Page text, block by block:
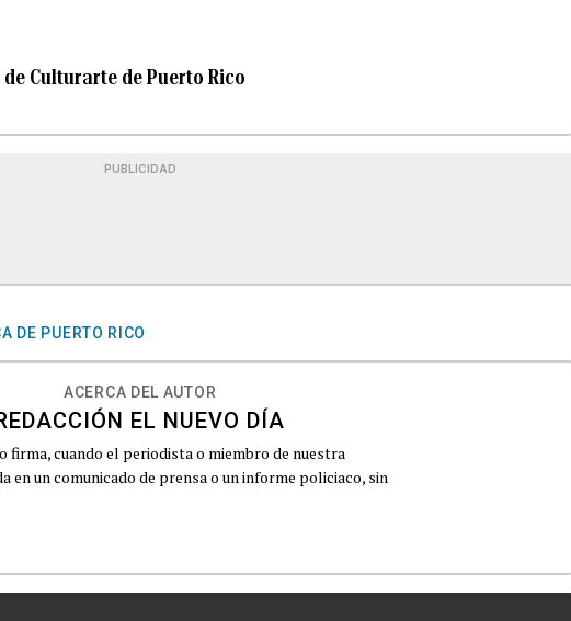
Culturarte de Puerto Rico
PUBLICIDAD
DE PUERTO RICO
ACERCA DEL AUTOR
EL NUEVO DÍA
firma, cuando el periodista o miembro de nuestra
en un comunicado de prensa o un informe policiaco, sin